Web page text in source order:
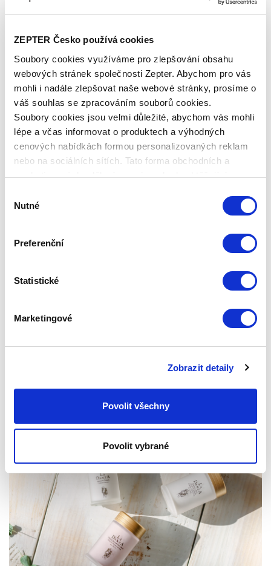
ZEPTER Česko používá cookies
Soubory cookies využíváme pro zlepšování obsahu
webových stránek společnosti Zepter. Abychom pro vás
mohli i nadále zlepšovat naše webové stránky, prosíme o
váš souhlas se zpracováním souborů cookies.
Soubory cookies jsou velmi důležité, abychom vás mohli
lépe a včas informovat o produktech a výhodných
cenových nabídkách formou personalizovaných reklam
nebo na sociálních sítích. Tato forma obchodních a
marketingových sdělení pro vás nebude obtěžující.
souhlasu
Nutné
Preferenční
Statistické
Marketingové
Zobrazit detaily
Povolit všechny
Povolit vybrané
KVALITA V PÉČI O PLEŤ
Nová studie prokázala až 33% nárůst škáry při používání
anti-aging krému Hyperlight Fusion! Zvýšení hustoty škáry
podporuje tvorbu a regeneraci kolagenu a elastinu.
Publikováno: 15.11.2023 11:59:00Zepter International|
Publikováno s 0 komentáři
SVĚTELNÉ TERAPII
rozhovor, týkající se zdraví, rodiny a přístroje pro světelnou